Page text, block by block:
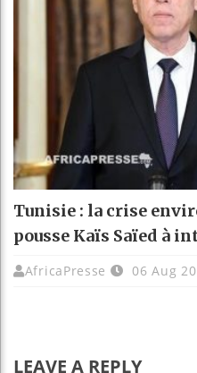
Tunisie : la crise
pousse Kaïs Saïed à
AfricaPresse 06 Aug
LEAVE A REPLY